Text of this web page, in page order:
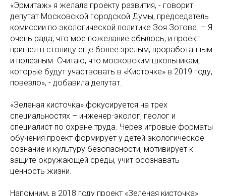
«Эрмитаж» я желала проекту развития, - говорит
депутат Московской городской Думы, председатель
комиссии по экологической политике Зоя Зотова. – Я
очень рада, что мое пожелание сбылось, и проект
пришел в столицу еще более зрелым, проработанным
и полезным. Считаю, что московским школьникам,
которые будут участвовать в «Кисточке» в 2019 году,
повезло», - добавила депутат.
«Зеленая кисточка» фокусируется на трех
специальностях – инженер-эколог, геолог и
специалист по охране труда. Через игровые форматы
обучения проект формирует у детей экологическое
сознание и культуру безопасности, мотивирует к
защите окружающей среды, учит осознавать
ценность жизни.
Напомним, в 2018 году проект «Зеленая кисточка»